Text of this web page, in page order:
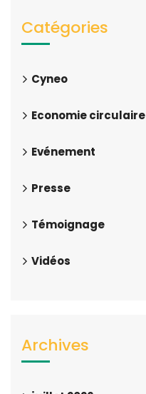
Catégories
Cyneo
Economie circulaire
Evénement
Presse
Témoignage
Vidéos
Archives